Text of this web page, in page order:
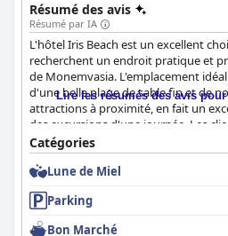
Résumé des avis
Résumé par IA
L'hôtel Iris Beach est un excellent
recherchent un endroit pratique et
de Monemvasia. L'emplacement
d'une belle plage de sable fin et de
attractions à proximité, en fait un
des excursions d'une journée. Les
d'éloges sur le petit-déjeuner
belle véranda offrant une vue
la mer. Le personnel est décrit
serviable, se mettant en quatre pour
comme chez eux. Bien que certains
chambres un peu vieillottes, elles
Lire les résumés des avis
Catégories
Lune de Miel
Parking
Bon Marché